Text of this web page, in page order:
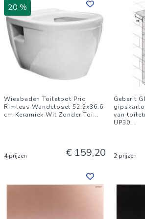
20 %
Wiesbaden Toiletpot Prio
Rimless Wandcloset 52.2x36.6
cm Keramiek Wit Zonder Toi...
4 prijzen € 159,20
Geberit
van
UP30...
2 prijzen